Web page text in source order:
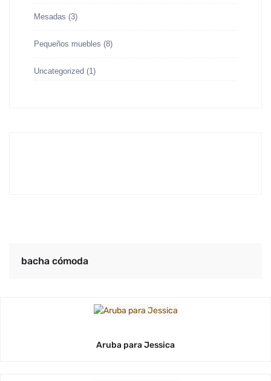
Mesadas (3)
Pequeños muebles (8)
Uncategorized (1)
bacha cómoda
Aruba para Jessica